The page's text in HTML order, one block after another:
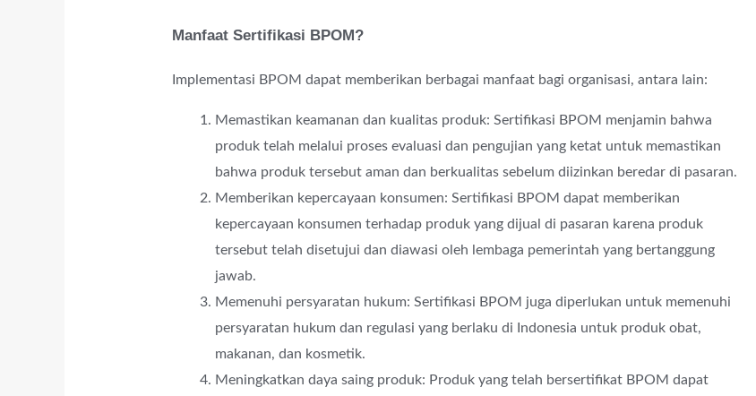
Manfaat Sertifikasi BPOM?
Implementasi BPOM dapat memberikan berbagai manfaat bagi organisasi, antara lain:
Memastikan keamanan dan kualitas produk: Sertifikasi BPOM menjamin bahwa
produk telah melalui proses evaluasi dan pengujian yang ketat untuk memastikan
bahwa produk tersebut aman dan berkualitas sebelum diizinkan beredar di pasaran.
Memberikan kepercayaan konsumen: Sertifikasi BPOM dapat memberikan
kepercayaan konsumen terhadap produk yang dijual di pasaran karena produk
tersebut telah disetujui dan diawasi oleh lembaga pemerintah yang bertanggung
jawab.
Memenuhi persyaratan hukum: Sertifikasi BPOM juga diperlukan untuk memenuhi
persyaratan hukum dan regulasi yang berlaku di Indonesia untuk produk obat,
makanan, dan kosmetik.
Meningkatkan daya saing produk: Produk yang telah bersertifikat BPOM dapat